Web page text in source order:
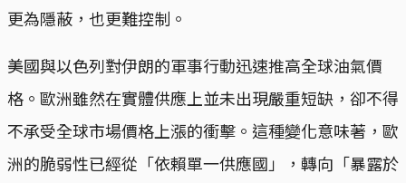
更為隱蔽，也更難控制。
美國與以色列對伊朗的軍事行動迅速推高全球油氣價
格。歐洲雖然在實體供應上並未出現嚴重短缺，卻不得
不承受全球市場價格上漲的衝擊。這種變化意味著，歐
洲的脆弱性已經從「依賴單一供應國」，轉向「暴露於